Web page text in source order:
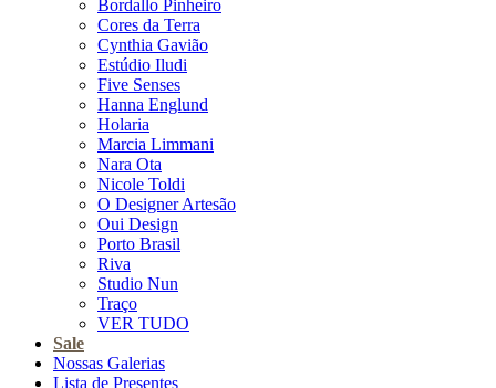
Bordallo Pinheiro
Cores da Terra
Cynthia Gavião
Estúdio Iludi
Five Senses
Hanna Englund
Holaria
Marcia Limmani
Nara Ota
Nicole Toldi
O Designer Artesão
Oui Design
Porto Brasil
Riva
Studio Nun
Traço
VER TUDO
Sale
Nossas Galerias
Lista de Presentes